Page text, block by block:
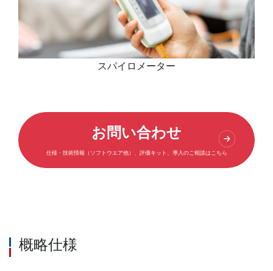
スパイロメーター
お問い合わせ
仕様・技術情報（ソフトウエア他）、評価キット、導入のご相談はこちら
概略仕様